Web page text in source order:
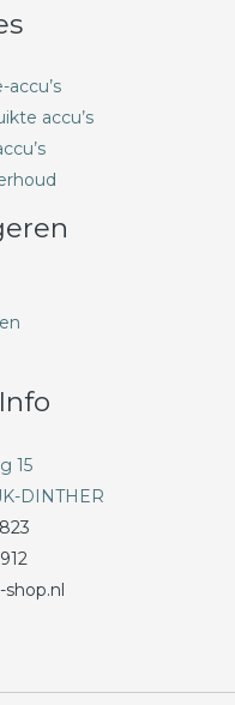
accu’s
15
DINTHER